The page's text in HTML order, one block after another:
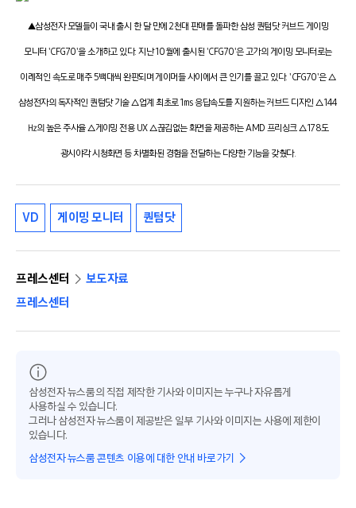
▲삼성전자 모델들이 국내 출시 한 달 만에 2천대 판매를 돌파한 삼성 퀀텀닷 커브드 게이밍
모니터 'CFG70'을 소개하고 있다. 지난 10월에 출시된 'CFG70'은 고가의 게이밍 모니터로는
이례적인 속도로 매주 5백대씩 완판되며 게이머들 사이에서 큰 인기를 끌고 있다. 'CFG70'은 △
삼성전자의 독자적인 퀀텀닷 기술 △업계 최초로 1㎳ 응답속도를 지원하는 커브드 디자인 △144
㎐의 높은 주사율 △게이밍 전용 UX △끊김없는 화면을 제공하는 AMD 프리싱크 △178도
광시야각 시청화면 등 차별화된 경험을 전달하는 다양한 기능을 갖췄다.
VD 게이밍 모니터 퀀텀닷
프레스센터
보도자료
프레스센터
삼성전자 뉴스룸의 직접 제작한 기사와 이미지는 누구나 자유롭게
사용하실 수 있습니다.
그러나 삼성전자 뉴스룸이 제공받은 일부 기사와 이미지는 사용에 제한이
있습니다.
삼성전자 뉴스룸 콘텐츠 이용에 대한 안내 바로가기